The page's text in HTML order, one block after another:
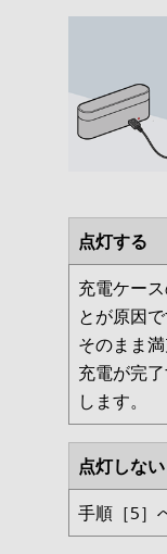
点灯する
充電ケー
とが原因で
そのまま
充電が完
します。
点灯しない
手順［5］